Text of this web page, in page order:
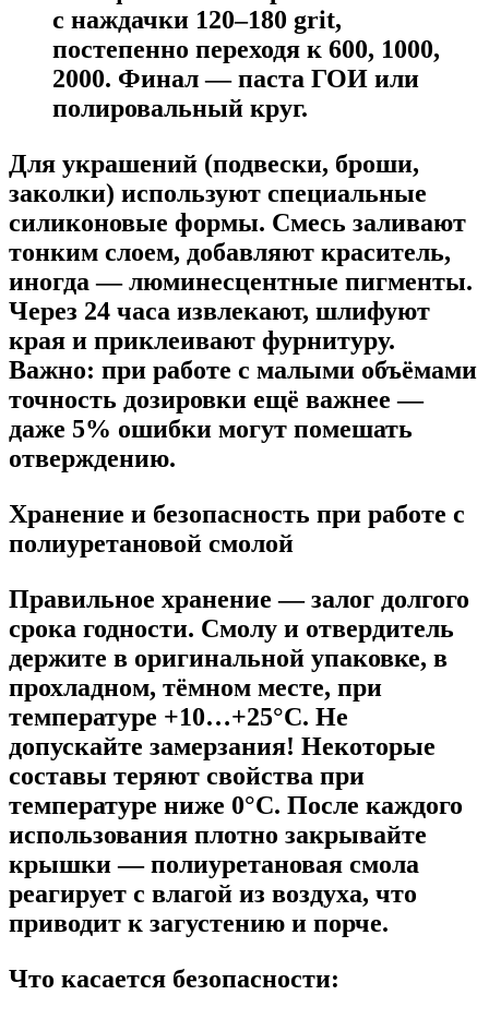
с наждачки 120–180 grit,
постепенно переходя к 600, 1000,
2000. Финал — паста ГОИ или
полировальный круг.
Для украшений (подвески, броши,
заколки) используют специальные
силиконовые формы. Смесь заливают
тонким слоем, добавляют краситель,
иногда — люминесцентные пигменты.
Через 24 часа извлекают, шлифуют
края и приклеивают фурнитуру.
Важно: при работе с малыми объёмами
точность дозировки ещё важнее —
даже 5% ошибки могут помешать
отверждению.
Хранение и безопасность при работе с
полиуретановой смолой
Правильное хранение — залог долгого
срока годности. Смолу и отвердитель
держите в оригинальной упаковке, в
прохладном, тёмном месте, при
температуре +10…+25°C. Не
допускайте замерзания! Некоторые
составы теряют свойства при
температуре ниже 0°C. После каждого
использования плотно закрывайте
крышки — полиуретановая смола
реагирует с влагой из воздуха, что
приводит к загустению и порче.
Что касается безопасности: